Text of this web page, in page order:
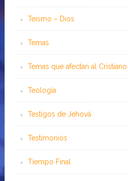
Teísmo – Dios
Temas
Temas que afectan al Cristiano
Teología
Testigos de Jehová
Testimonios
Tiempo Final